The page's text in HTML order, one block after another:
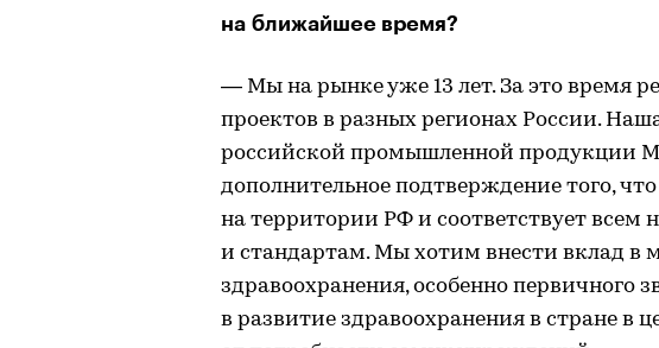
на ближайшее время?
— Мы на рынке уже 13 лет. За это время
проектов в разных регионах России.
российской промышленной продукции
дополнительное подтверждение того,
на территории РФ и соответствует
и стандартам. Мы хотим внести вклад в
здравоохранения, особенно первичного
в развитие здравоохранения в стране в